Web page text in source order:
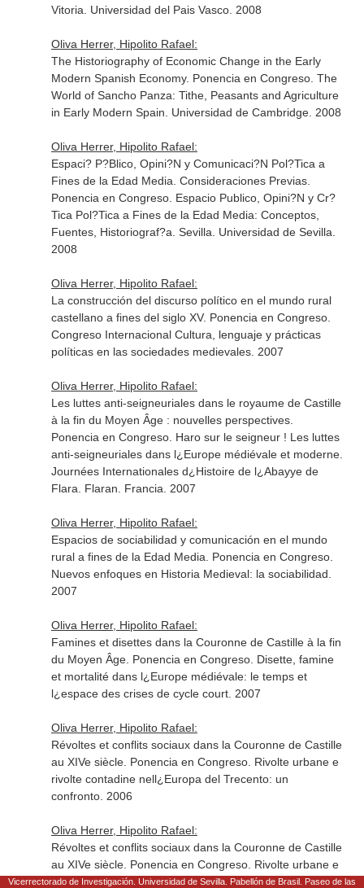
Vitoria. Universidad del Pais Vasco. 2008
Oliva Herrer, Hipolito Rafael:
The Historiography of Economic Change in the Early
Modern Spanish Economy. Ponencia en Congreso. The
World of Sancho Panza: Tithe, Peasants and Agriculture
in Early Modern Spain. Universidad de Cambridge. 2008
Oliva Herrer, Hipolito Rafael:
Espaci? P?Blico, Opini?N y Comunicaci?N Pol?Tica a
Fines de la Edad Media. Consideraciones Previas.
Ponencia en Congreso. Espacio Publico, Opini?N y Cr?
Tica Pol?Tica a Fines de la Edad Media: Conceptos,
Fuentes, Historiograf?a. Sevilla. Universidad de Sevilla.
2008
Oliva Herrer, Hipolito Rafael:
La construcción del discurso político en el mundo rural
castellano a fines del siglo XV. Ponencia en Congreso.
Congreso Internacional Cultura, lenguaje y prácticas
políticas en las sociedades medievales. 2007
Oliva Herrer, Hipolito Rafael:
Les luttes anti-seigneuriales dans le royaume de Castille
à la fin du Moyen Âge : nouvelles perspectives.
Ponencia en Congreso. Haro sur le seigneur ! Les luttes
anti-seigneuriales dans l¿Europe médiévale et moderne.
Journées Internationales d¿Histoire de l¿Abayye de
Flara. Flaran. Francia. 2007
Oliva Herrer, Hipolito Rafael:
Espacios de sociabilidad y comunicación en el mundo
rural a fines de la Edad Media. Ponencia en Congreso.
Nuevos enfoques en Historia Medieval: la sociabilidad.
2007
Oliva Herrer, Hipolito Rafael:
Famines et disettes dans la Couronne de Castille à la fin
du Moyen Âge. Ponencia en Congreso. Disette, famine
et mortalité dans l¿Europe médiévale: le temps et
l¿espace des crises de cycle court. 2007
Oliva Herrer, Hipolito Rafael:
Révoltes et conflits sociaux dans la Couronne de Castille
au XIVe siècle. Ponencia en Congreso. Rivolte urbane e
rivolte contadine nell¿Europa del Trecento: un
confronto. 2006
Oliva Herrer, Hipolito Rafael:
Révoltes et conflits sociaux dans la Couronne de Castille
au XIVe siècle. Ponencia en Congreso. Rivolte urbane e
rivolte contadine nell¿Europa del Trecento: un
Vicerrectorado de Investigación. Universidad de Sevilla. Pabellón de Brasil. Paseo de las